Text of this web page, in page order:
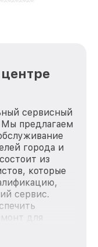
сервисный
предлагаем
города и
из
которые
сервис.
для
Miele, вне
Мы